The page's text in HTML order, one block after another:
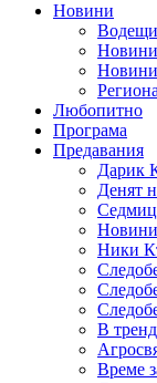
Новини
Новини
Любопитно
Програма
Предавания
Дарик
Денят
Ники
В
Време